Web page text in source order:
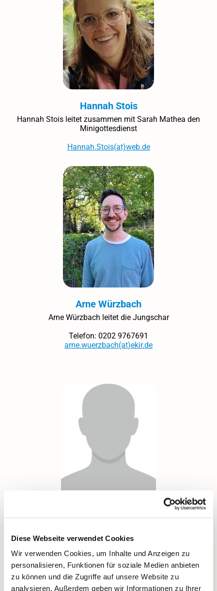
Diese Webseite verwendet Cookies
Wir verwenden Cookies, um Inhalte und Anzeigen zu
personalisieren, Funktionen für soziale Medien anbieten
zu können und die Zugriffe auf unsere Website zu
analysieren. Außerdem geben wir Informationen zu Ihrer
Hannah Stois
Hannah Stois leitet zusammen mit Sarah Mathea den
Minigottesdienst
Hannah.Stois(at)web.de
Arne Würzbach
Arne Würzbach leitet die Jungschar
Telefon: 0202 9767691
arne.wuerzbach(at)ekir.de
Cosima Bockmühl leitet den Jugendtreff "open"
cosima.bockmuehl(at)gmail.com